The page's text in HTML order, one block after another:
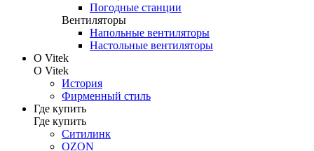
Погодные станции
Вентиляторы
Напольные вентиляторы
Настольные вентиляторы
О Vitek
О Vitek
История
Фирменный стиль
Где купить
Где купить
Ситилинк
OZON